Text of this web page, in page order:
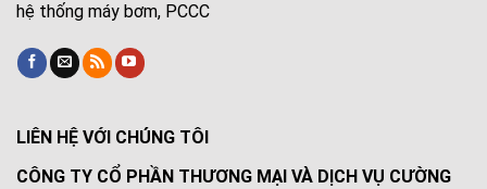
hệ thống máy bơm, PCCC
LIÊN HỆ VỚI CHÚNG TÔI
CÔNG TY CỔ PHẦN THƯƠNG MẠI VÀ DỊCH VỤ CƯỜNG